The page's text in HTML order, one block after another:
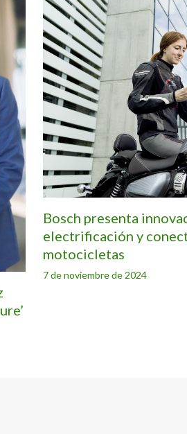
Bosch presenta
electrificación y
motocicletas
7 de noviembre de 2024